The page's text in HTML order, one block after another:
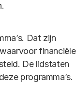
Dat zijn
financiële
De lidstaten
programma’s.